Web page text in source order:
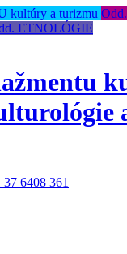
kultúry a turizmu Odd.
ETNOLÓGIE
37 6408 361